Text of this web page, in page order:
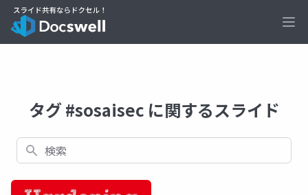
タグ #sosaisec に関するスライド
検索